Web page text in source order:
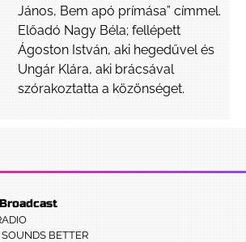
János, Bem apó prímása” címmel.
Előadó Nagy Béla; fellépett
Ágoston István, aki hegedűvel és
Ungár Klára, aki brácsával
szórakoztatta a közönséget.
BETTER